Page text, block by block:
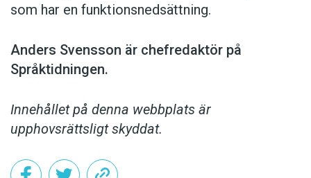
som har en funktionsnedsättning.
Anders Svensson är chefredaktör på
Språktidningen.
Innehållet på denna webbplats är
upphovsrättsligt skyddat.